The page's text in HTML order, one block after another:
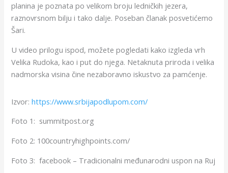
planina je poznata po velikom broju ledničkih jezera,
raznovrsnom bilju i tako dalje. Poseban članak posvetićemo
Šari.
U video prilogu ispod, možete pogledati kako izgleda vrh
Velika Rudoka, kao i put do njega. Netaknuta priroda i velika
nadmorska visina čine nezaboravno iskustvo za pamćenje.
Izvor:https://www.srbijapodlupom.com/
Foto 1: summitpost.org
Foto 2: 100countryhighpoints.com/
Foto 3: facebook – Tradicionalni međunarodni uspon na Ruj